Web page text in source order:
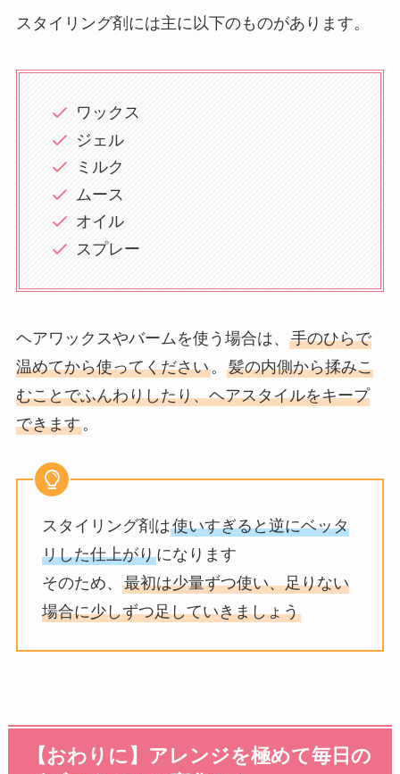
スタイリング剤には主に以下のものがあります。
ワックス
ジェル
ミルク
ムース
オイル
スプレー
ヘアワックスやバームを使う場合は、 手のひらで
温めてから使ってください。 髪の内側から揉みこ
むことでふんわりしたり、ヘアスタイルをキープ
できます。
スタイリング剤は使いすぎると逆にベッタ
リした仕上がりになります
そのため、 最初は少量ずつ使い、足りない
場合に少しずつ足していきましょう
【おわりに】アレンジを極めて毎日の